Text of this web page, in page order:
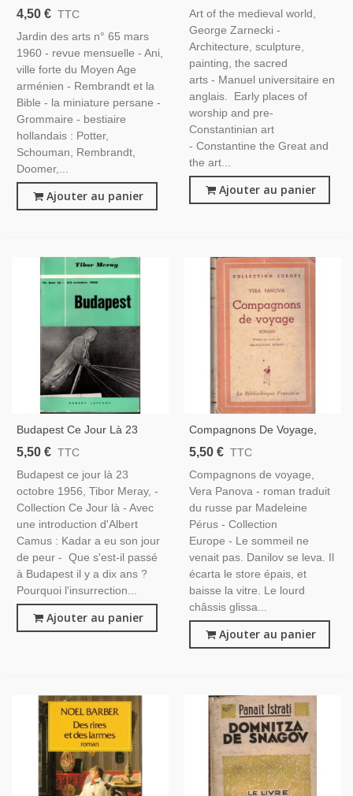
Iran Miniatures Persanes,
Jardin Des Arts N°65 Mars
1960 -
4,50 € TTC
Jardin des arts n° 65 mars
1960 - revue mensuelle - Ani,
ville forte du Moyen Age
arménien - Rembrandt et la
Bible - la miniature persane -
Grommaire - bestiaire
hollandais : Potter,
Schouman, Rembrandt,
Doomer,...
Ajouter au panier
Architecture, Sculpture,
Peinture, Arts Sacrés
Art of the medieval world,
George Zarnecki -
Architecture, sculpture,
painting, the sacred
arts - Manuel universitaire en
anglais. Early places of
worship and pre-
Constantinian art
- Constantine the Great and
the art...
Ajouter au panier
Budapest Ce Jour Là 23
Octobre 1956, Tibor Meray,
Hongroise, Communisme,
Pays De L'Est,
5,50 € TTC
Budapest ce jour là 23
octobre 1956, Tibor Meray, -
Collection Ce Jour là - Avec
une introduction d'Albert
Camus : Kadar a eu son jour
de peur - Que s'est-il passé
à Budapest il y a dix ans ?
Pourquoi l'insurrection...
Ajouter au panier
Compagnons De Voyage,
Vera Panova, 1948 - Écrivain
Collection Europe,
5,50 € TTC
Compagnons de voyage,
Vera Panova - roman traduit
du russe par Madeleine
Pérus - Collection
Europe - Le sommeil ne
venait pas. Danilov se leva. Il
écarta le store épais, et
baisse la vitre. Le lourd
châssis glissa...
Ajouter au panier